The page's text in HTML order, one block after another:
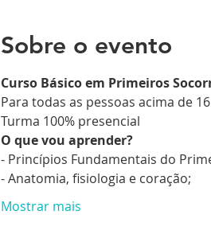
Sobre o evento
Curso Básico em Primeiros
Para todas as pessoas acima de
Turma 100% presencial
O que vou aprender?
- Princípios Fundamentais do
- Anatomia, fisiologia e coração;
Mostrar mais